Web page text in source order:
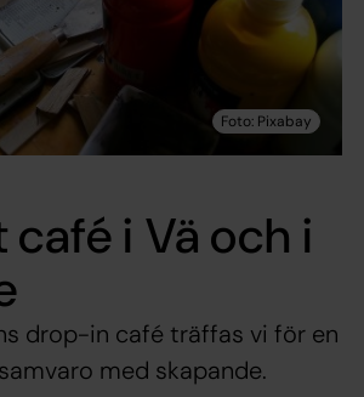
café i Vä och i
drop-in café träffas vi för en
med skapande.